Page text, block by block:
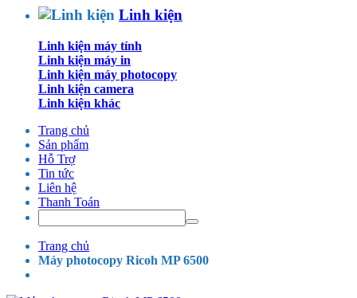
Linh kiện
Linh kiện máy tính
Linh kiện máy in
Linh kiện máy photocopy
Linh kiện camera
Linh kiện khác
Trang chủ
Sản phẩm
Hỗ Trợ
Tin tức
Liên hệ
Thanh Toán
Trang chủ
Máy photocopy Ricoh MP 6500